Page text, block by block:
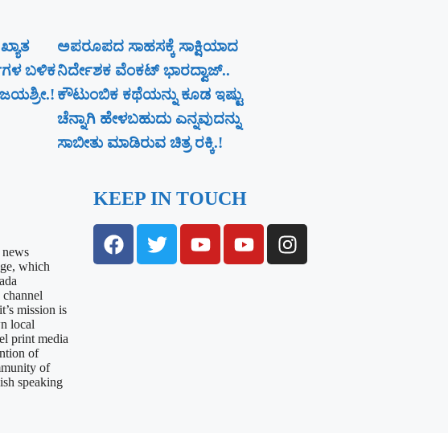
ಬಳಿಕ
ಅಪರೂಪದ ಸಾಹಸಕ್ಕೆ ಸಾಕ್ಷಿಯಾದ
ನಿರ್ದೇಶಕ ವೆಂಕಟ್ ಭಾರದ್ವಾಜ್..
ಕೌಟುಂಬಿಕ ಕಥೆಯನ್ನು ಕೂಡ ಇಷ್ಟು
ಚೆನ್ನಾಗಿ ಹೇಳಬಹುದು ಎನ್ನವುದನ್ನು
ಸಾಬೀತು ಮಾಡಿರುವ ಚಿತ್ರ ರಕ್ಕಿ.!
which
mission is
local
print media
of
of
speaking
KEEP IN TOUCH